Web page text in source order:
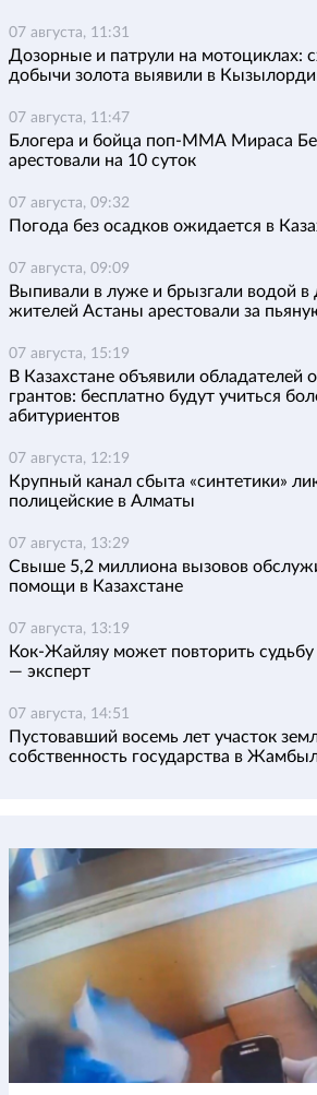
07 августа, 11:31
Дозорные и патрули на мотоциклах:
добычи золота выявили в
07 августа, 11:47
Блогера и бойца поп-ММА Мираса
арестовали на 10 суток
07 августа, 09:32
Погода без осадков ожидается в
07 августа, 09:09
Выпивали в луже и брызгали водой в
жителей Астаны арестовали за
07 августа, 15:19
В Казахстане объявили обладателей
грантов: бесплатно будут учиться
абитуриентов
07 августа, 12:19
Крупный канал сбыта «синтетики»
полицейские в Алматы
07 августа, 13:29
Свыше 5,2 миллиона вызовов
помощи в Казахстане
07 августа, 13:19
Кок-Жайляу может повторить
— эксперт
07 августа, 14:51
Пустовавший восемь лет участок
собственность государства в